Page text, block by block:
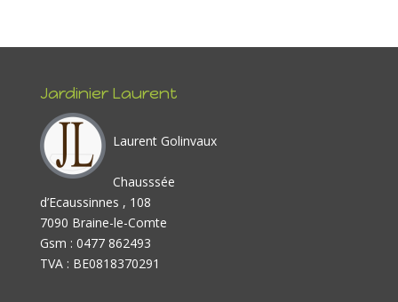
Jardinier Laurent
Laurent Golinvaux
Chausssée
d’Ecaussinnes , 108
7090 Braine-le-Comte
Gsm : 0477 862493
TVA : BE0818370291